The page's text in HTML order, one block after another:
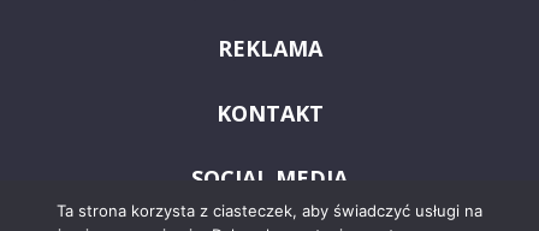
REKLAMA
KONTAKT
SOCIAL MEDIA
Ta strona korzysta z ciasteczek, aby świadczyć usługi na